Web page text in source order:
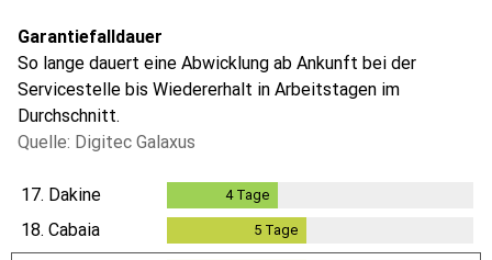
Garantiefalldauer
So lange dauert eine Abwicklung ab Ankunft bei der
Servicestelle bis Wiedererhalt in Arbeitstagen im
Durchschnitt.
Quelle: Digitec Galaxus
17. Dakine 4Tage
18. Cabaia 5Tage